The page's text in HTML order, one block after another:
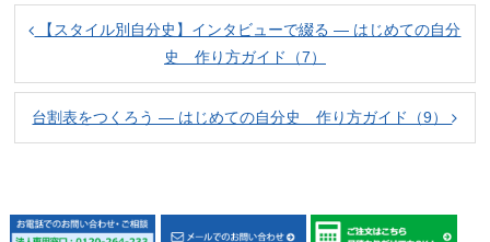
【スタイル別自分史】インタビューで綴る ― はじめての自分
史 作り方ガイド（7）
台割表をつくろう ― はじめての自分史 作り方ガイド（9）